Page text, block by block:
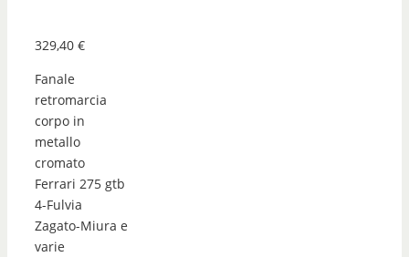
329,40 €
Fanale
retromarcia
corpo in
metallo
cromato
Ferrari 275 gtb
4-Fulvia
Zagato-Miura e
varie